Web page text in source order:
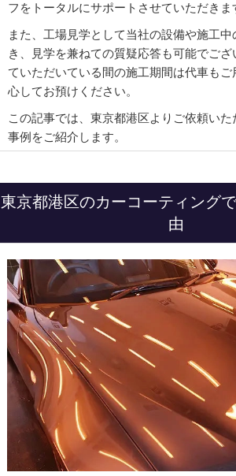
フをトータルにサポートさせていただきま
また、工場見学として当社の設備や施工
き、見学を兼ねての質疑応答も可能でご
ていただいている間の施工期間は代車もご
心してお預けください。
この記事では、東京都港区よりご依頼い
事例をご紹介します。
東京都港区のカーコーティング
由